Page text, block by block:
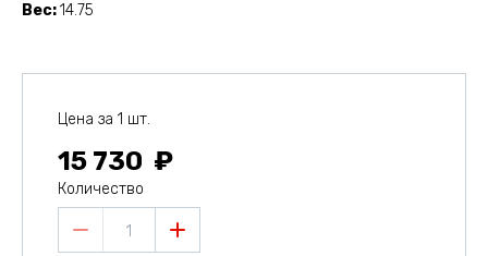
Вес 14.75
Цена за 1 шт.
15 730
Количество
1